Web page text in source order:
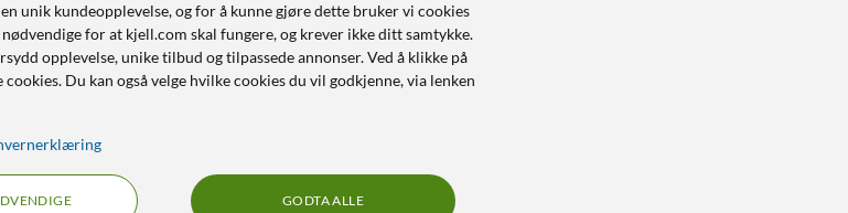
unik kundeopplevelse, og for å kunne gjøre dette bruker vi cookies
for at kjell.com skal fungere, og krever ikke ditt samtykke.
opplevelse, unike tilbud og tilpassede annonser. Ved å klikke på
Du kan også velge hvilke cookies du vil godkjenne, via lenken
GODTA ALLE